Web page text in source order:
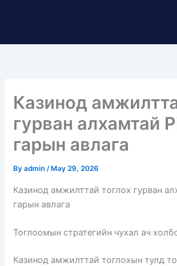
Казинод
гурван алхамтай
гарын авлага
Byadmin/ May 29, 2026
Казинод амжилттай тоглох гурван
гарын авлага
Тоглоомын стратегийн чухал ач
Казинод амжилттай тоглохын тулд